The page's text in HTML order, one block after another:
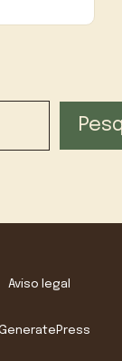
Aviso legal